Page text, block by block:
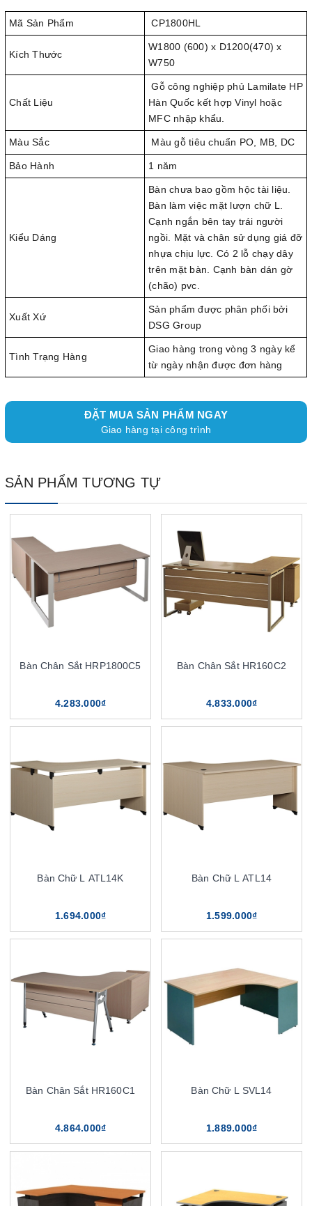
Mã Sản Phẩm CP1800HL
Kích Thước
W1800 (600) x D1200(470) x
W750
Chất Liệu
Gỗ công nghiệp phủ Lamilate HP
Hàn Quốc kết hợp Vinyl hoặc
MFC nhập khẩu.
Màu Sắc Màu gỗ tiêu chuẩn PO, MB, DC
Bảo Hành 1 năm
Kiểu Dáng
Bàn chưa bao gồm hộc tài liệu.
Bàn làm việc mặt lượn chữ L.
Cạnh ngắn bên tay trái người
ngồi. Mặt và chân sử dụng giá đỡ
nhựa chịu lực. Có 2 lỗ chạy dây
trên mặt bàn. Cạnh bàn dán gờ
(chão) pvc.
Xuất Xứ
Sản phẩm được phân phối bởi
DSG Group
Tình Trạng Hàng
Giao hàng trong vòng 3 ngày kể
từ ngày nhận được đơn hàng
ĐẶT MUA SẢN PHẨM NGAY
Giao hàng tại công trình
SẢN PHẨM TƯƠNG TỰ
Bàn Chân Sắt HRP1800C5
4.283.000₫
Bàn Chân Sắt HR160C2
4.833.000₫
Bàn Chữ L ATL14K
1.694.000₫
Bàn Chữ L ATL14
1.599.000₫
Bàn Chân Sắt HR160C1
4.864.000₫
Bàn Chữ L SVL14
1.889.000₫